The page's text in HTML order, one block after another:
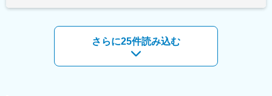
◎幅広い事業を武器に総合提案ができる
日本工営グループのインフラ事業・エネルギー・都市空間を横断
し、顧客の課題に応じて、研究開発や技術者の知見を束ねたワン
ストップ提案が可能です。
のフォロー（顧客満足度の確認）が一連の流れとなります。単な
る外回りではなく、提案書作成や社内の技術部門との連携が重要
官公庁案件に加え、民間マーケットや官民連携（PPP/PFI）など
さらに25件読み込む